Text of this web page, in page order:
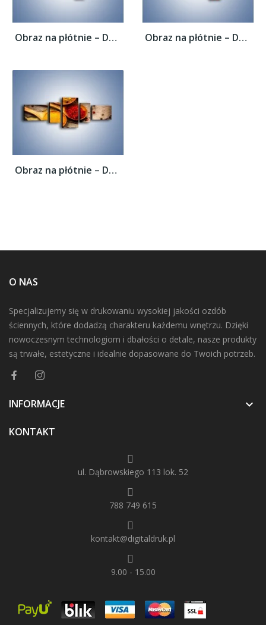
Obraz na płótnie – Dobrze dobrane... Obraz na płótnie – Dobrze dobrane...
Obraz na płótnie – Dobrze dobrane...
O NAS
Specjalizujemy się w drukowaniu wysokiej jakości ozdób
ściennych, które dodadzą charakteru każdemu wnętrzu. Dzięki
nowoczesnym technologiom i dbałości o detale, nasze produkty
są trwałe, estetyczne i idealnie dopasowane do Twoich potrzeb.
INFORMACJE 
KONTAKT
ul. Dąbrowskiego 113 lok. 52
788 749 615
kontakt@digitaldruk.pl
9.00 - 15.00